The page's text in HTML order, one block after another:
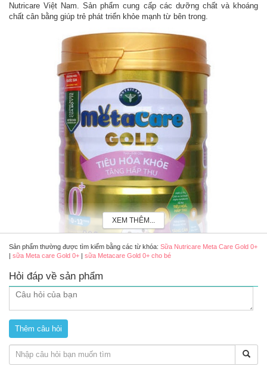
Nutricare Việt Nam. Sản phẩm cung cấp các dưỡng chất và khoáng
chất cân bằng giúp trẻ phát triển khỏe mạnh từ bên trong.
Sữa Nutricare Meta Care Gold 0+ Cho Trẻ Từ 0 - 12 Tháng Tuổi hộp 800g
Ưu điểm nổi bật của sữa Meta Care Gold 0+
Sữa Meta Care Gold 0+
chiết xuất từ tảo biển cao cấp nên dễ hấp thụ hơn canxi thông
thường. Khi nó kết hợp cùng vitamin K2 và D3 sẽ giúp hệ xương
và răng của trẻ được phát triển toàn diện, con cao khỏe mỗi ngày.
XEM THÊM...
Sản phẩm thường được tìm kiếm bằng các từ khóa: Sữa Nutricare Meta Care Gold 0+
| sữa Meta care Gold 0+ | sữa Metacare Gold 0+ cho bé
Hỏi đáp về sản phẩm